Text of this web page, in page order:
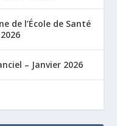
de l’École de Santé
– Janvier 2026